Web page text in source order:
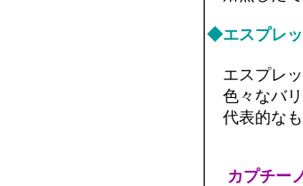
◆エスプレ
エスプレ
色々なバリ
代表的なも
カプチー